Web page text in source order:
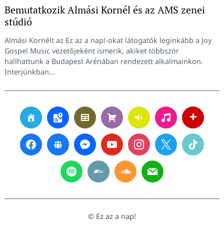
Bemutatkozik Almási Kornél és az AMS zenei
stúdió
Almási Kornélt az Ez az a nap!-okat látogatók leginkább a Joy
Gospel Music vezetőjeként ismerik, akiket többször
hallhattunk a Budapest Arénában rendezett alkalmainkon.
Interjúnkban...
© Ez az a nap!